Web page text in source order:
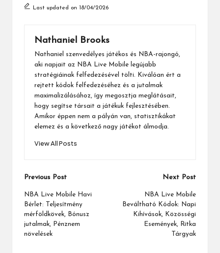
Last updated on 18/04/2026
Nathaniel Brooks
Nathaniel szenvedélyes játékos és NBA-rajongó,
aki napjait az NBA Live Mobile legújabb
stratégiáinak felfedezésével tölti. Kiválóan ért a
rejtett kódok felfedezéséhez és a jutalmak
maximalizálásához, így megosztja meglátásait,
hogy segítse társait a játékuk fejlesztésében.
Amikor éppen nem a pályán van, statisztikákat
elemez és a következő nagy játékot álmodja.
View All Posts
Post
navigation
Previous Post
NBA Live Mobile Havi
Bérlet: Teljesítmény
mérföldkövek, Bónusz
jutalmak, Pénznem
növelések
Next Post
NBA Live Mobile
Beváltható Kódok: Napi
Kihívások, Közösségi
Események, Ritka
Tárgyak